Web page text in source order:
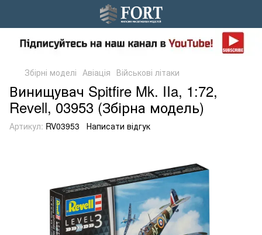
Збірні моделі Авіація Військові літаки
Винищувач Spitfire Mk. IIa, 1:72,
Revell, 03953 (Збірна модель)
Артикул: RV03953 Написати відгук